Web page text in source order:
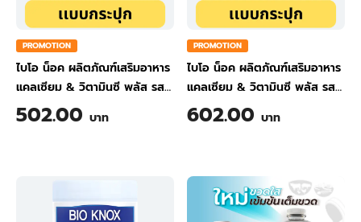
PROMOTION
ไบโอ น็อค ผลิตภัณฑ์เสริมอาหาร
แคลเซียม & วิตามินซี พลัส รส
ขิง ขนาด 200 กรัม
502.00 บาท
PROMOTION
ไบโอ น็อค ผลิตภัณฑ์เสริมอาหาร
แคลเซียม & วิตามินซี พลัส รส
ส้ม ขนาด 200 กรัม
602.00 บาท